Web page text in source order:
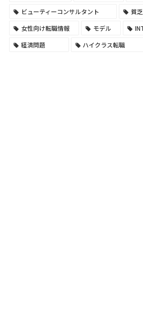
ビューティーコンサルタント
貧乏
女性向け転職情報
モデル
経済問題
ハイクラス転職